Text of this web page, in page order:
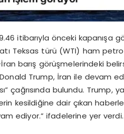
itibarıyla önceki kapanışa
Teksas türü (WTI) ham
İran barış görüşmelerindeki
Trump, İran ile devam
çağrısında bulundu. Trump,
kesildiğine dair çıkan
ediyor.” ifadelerine yer verdi.